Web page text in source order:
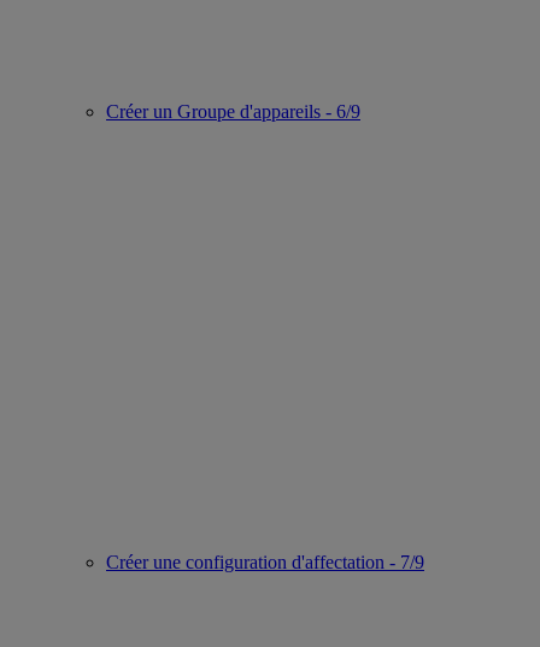
Créer un Groupe d'appareils - 6/9
Créer une configuration d'affectation - 7/9